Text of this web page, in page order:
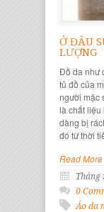
Ở ĐÂU
LƯỢNG
Đồ da như
tủ đồ của
người mặc
là chất liệu
dàng bị
đó từ thời
Read More
Tháng
0
Áo da